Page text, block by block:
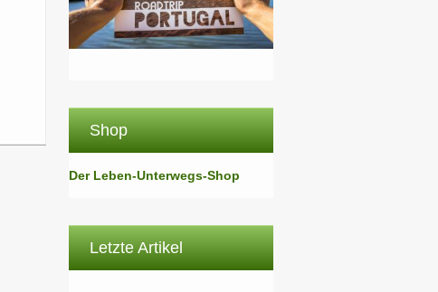
Shop
Der Leben-Unterwegs-Shop
Letzte Artikel